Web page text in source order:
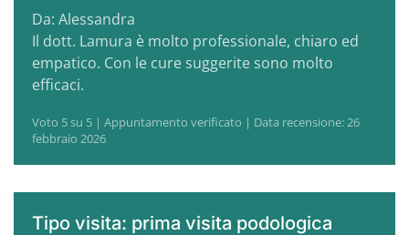
Da: Alessandra
Il dott. Lamura è molto professionale, chiaro ed
empatico. Con le cure suggerite sono molto
efficaci.
Voto 5 su 5 | Appuntamento verificato | Data recensione: 26
febbraio 2026
Tipo visita: prima visita podologica